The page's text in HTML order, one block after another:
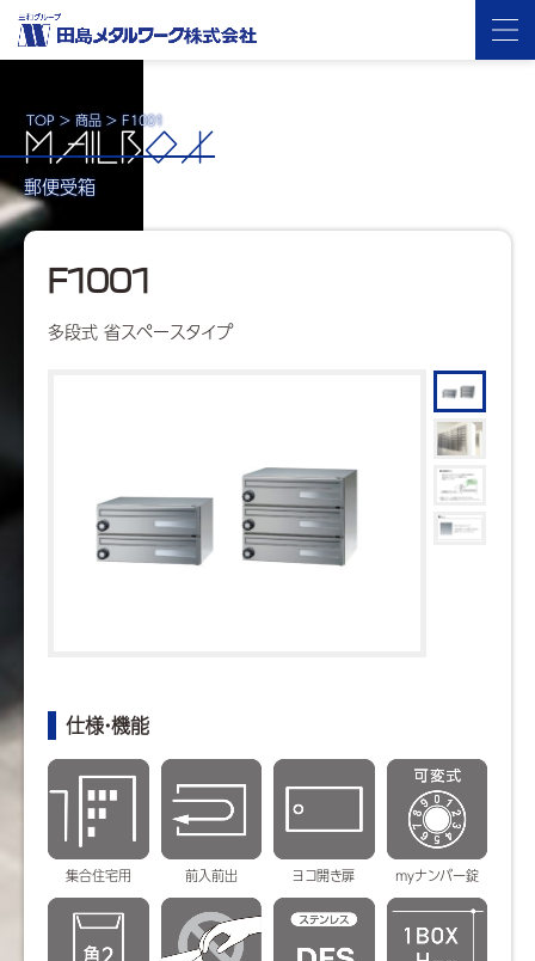
TOP >商品 >F1001
MAILBOX
郵便受箱
F1001
多段式 省スペースタイプ
仕様・機能
集合住宅用 前入前出 ヨコ開き扉 myナンバー錠